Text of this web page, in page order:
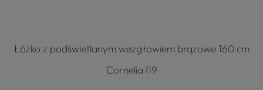
Łóżko z podświetlanym wezgłowiem brązowe 160 cm
Cornelia I19